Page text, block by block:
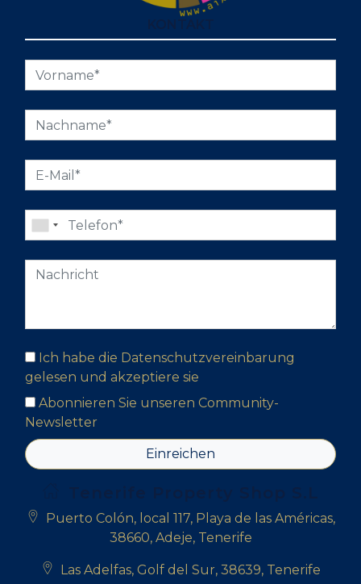
Ich habe die Datenschutzvereinbarung
gelesen und akzeptiere sie
Abonnieren Sie unseren Community-
Newsletter
Einreichen
Puerto Colón, local 117, Playa de las Américas,
38660, Adeje, Tenerife
Las Adelfas, Golf del Sur, 38639, Tenerife